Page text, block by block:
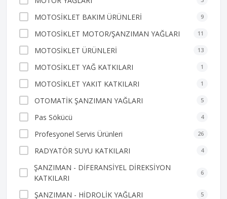
MOTOSİKLET BAKIM ÜRÜNLERİ 9
MOTOSİKLET MOTOR/ŞANZIMAN YAĞLARI 11
MOTOSİKLET ÜRÜNLERİ 13
MOTOSİKLET YAĞ KATKILARI 1
MOTOSİKLET YAKIT KATKILARI 1
OTOMATİK ŞANZIMAN YAĞLARI 5
Pas Sökücü 4
Profesyonel Servis Ürünleri 26
RADYATÖR SUYU KATKILARI 4
ŞANZIMAN - DİFERANSİYEL DİREKSİYON
KATKILARI
6
ŞANZIMAN - HİDROLİK YAĞLARI 5